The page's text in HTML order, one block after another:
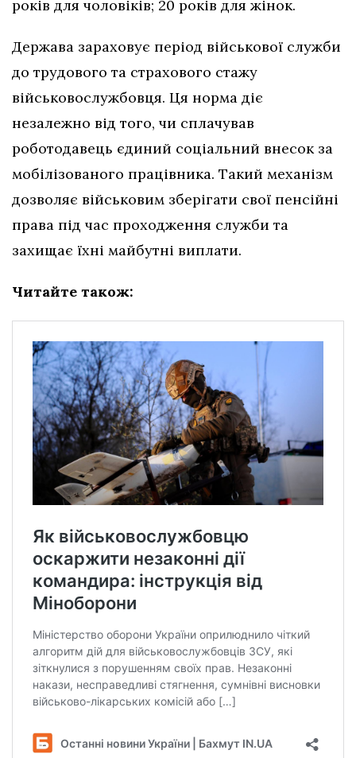
років для чоловіків; 20 років для жінок.
Держава зараховує період військової служби
до трудового та страхового стажу
військовослужбовця. Ця норма діє
незалежно від того, чи сплачував
роботодавець єдиний соціальний внесок за
мобілізованого працівника. Такий механізм
дозволяє військовим зберігати свої пенсійні
права під час проходження служби та
захищає їхні майбутні виплати.
Читайте також: